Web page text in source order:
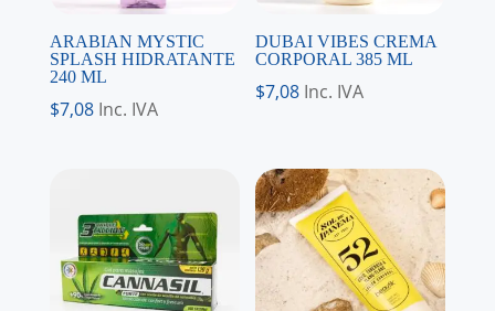
ARABIAN MYSTIC
SPLASH HIDRATANTE
240 ML
$7,08 Inc. IVA
DUBAI VIBES CREMA
CORPORAL 385 ML
$7,08 Inc. IVA